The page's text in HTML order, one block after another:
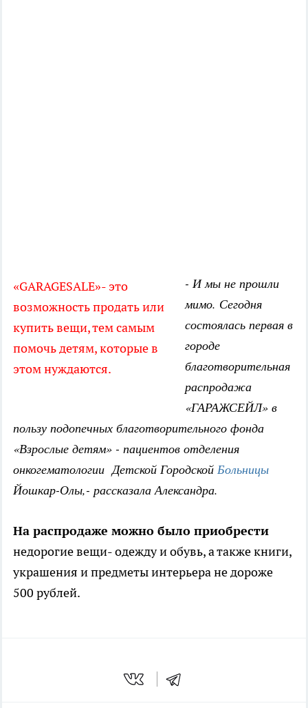
«GARAGESALE»- это
возможность продать или
купить вещи, тем самым
помочь детям, которые в
этом нуждаются.
- И мы не прошли
мимо. Сегодня
состоялась первая в
городе
благотворительная
распродажа
«ГАРАЖСЕЙЛ» в
пользу подопечных благотворительного фонда
«Взрослые детям» - пациентов отделения
онкогематологии Детской Городской Больницы
Йошкар-Олы,- рассказала Александра.
На распродаже можно было приобрести
недорогие вещи- одежду и обувь, а также книги,
украшения и предметы интерьера не дороже
500 рублей.